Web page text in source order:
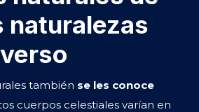
naturalezas
también se les conoce
cuerpos celestiales varían en